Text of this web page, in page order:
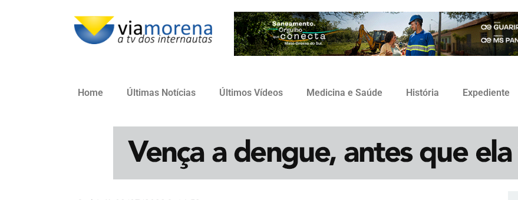
Home Últimas Notícias Últimos Vídeos Medicina e Saúde História Expediente